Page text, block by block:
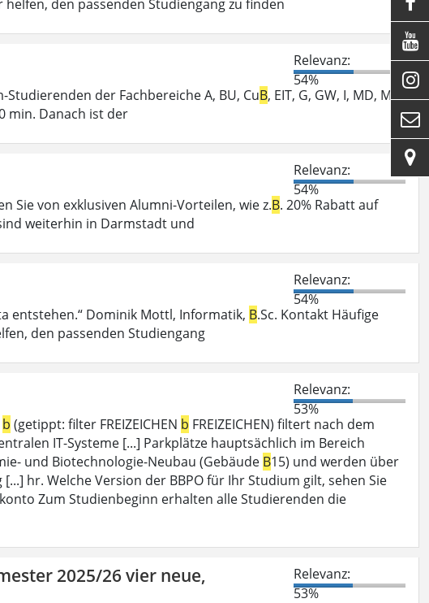
den passenden Studiengang zu finden
Relevanz:
54%
der Fachbereiche A, BU, CuB, EIT, G, GW, I, MD, MK,
min. Danach ist der
Relevanz:
54%
von exklusiven Alumni-Vorteilen, wie z.B. 20% Rabatt auf
weiterhin in Darmstadt und
Relevanz:
54%
entstehen.“ Dominik Mottl, Informatik, B.Sc. Kontakt Häufige
den passenden Studiengang
Relevanz:
53%
b (getippt: filter FREIZEICHEN b FREIZEICHEN) filtert nach dem
IT-Systeme [...] Parkplätze hauptsächlich im Bereich
und Biotechnologie-Neubau (Gebäude B15) und werden über
hr. Welche Version der BBPO für Ihr Studium gilt, sehen Sie
Zum Studienbeginn erhalten alle Studierenden die
2025/26 vier neue,
Relevanz:
53%



